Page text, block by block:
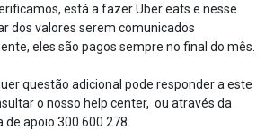
está a fazer Uber eats e nesse
dos valores serem comunicados
eles são pagos sempre no final do mês.
questão adicional pode responder a este
o nosso help center, ou através da
de apoio 300 600 278.